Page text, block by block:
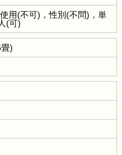
用(不可)，性別(不問)，単
(可)
)